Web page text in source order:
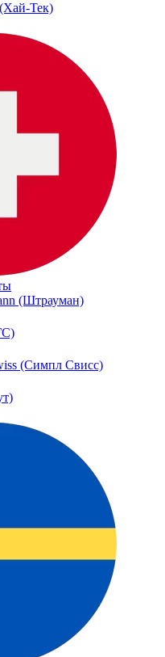
Тек)
(Штрауман)
(Симпл Свисс)